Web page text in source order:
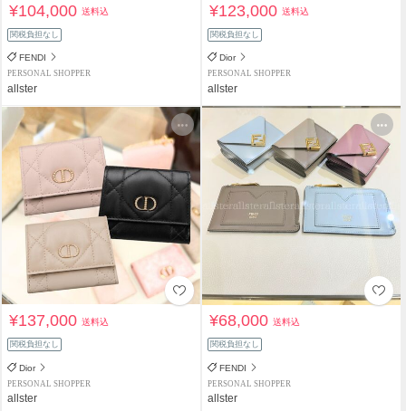
¥104,000送料込
関税負担なし
FENDI
PERSONAL SHOPPER
allster
¥123,000送料込
関税負担なし
Dior
PERSONAL SHOPPER
allster
¥137,000送料込
関税負担なし
Dior
PERSONAL SHOPPER
allster
¥68,000送料込
関税負担なし
FENDI
PERSONAL SHOPPER
allster